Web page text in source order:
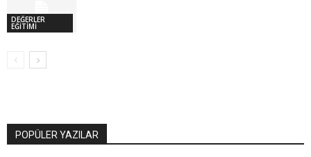
DEĞERLER
EĞİTİMİ
POPÜLER YAZILAR